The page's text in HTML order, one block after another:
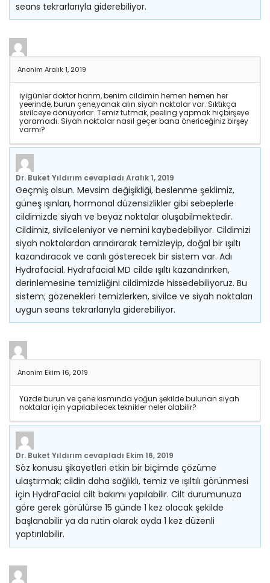
seans tekrarlarıyla giderebiliyor.
Anonim Aralık 1, 2019
iyigünler doktor hanm, benim cildimin hemen hemen her
yeerinde, burun çene,yanak alın siyah noktalar var. Sıktıkça
sivilceye dönüyorlar. Temiz tutmak, peeling yapmak hiçbirşeye
yaramadı. Siyah noktalar nasıl geçer bana önericeğiniz birşey
varmı?
Dr. Buket Yıldırım cevapladı Aralık 1, 2019
Geçmiş olsun. Mevsim değişikliği, beslenme şeklimiz,
güneş ışınları, hormonal düzensizlikler gibi sebeplerle
cildimizde siyah ve beyaz noktalar oluşabilmektedir.
Cildimiz, sivilceleniyor ve nemini kaybedebiliyor. Cildimizi
siyah noktalardan arındırarak temizleyip, doğal bir ışıltı
kazandıracak ve canlı gösterecek bir sistem var. Adı
Hydrafacial. Hydrafacial MD cilde ışıltı kazandırırken,
derinlemesine temizliğini cildimizde hissedebiliyoruz. Bu
sistem; gözenekleri temizlerken, sivilce ve siyah noktaları
uygun seans tekrarlarıyla giderebiliyor.
Anonim Ekim 16, 2019
Yüzde burun ve çene kısmında yoğun şekilde bulunan siyah
noktalar için yapılabilecek teknikler neler olabilir?
Dr. Buket Yıldırım cevapladı Ekim 16, 2019
Söz konusu şikayetleri etkin bir biçimde çözüme
ulaştırmak; cildin daha sağlıklı, temiz ve ışıltılı görünmesi
için HydraFacial cilt bakımı yapılabilir. Cilt durumunuza
göre gerek görülürse 15 günde 1 kez olacak şekilde
başlanabilir ya da rutin olarak ayda 1 kez düzenli
yaptırılabilir.